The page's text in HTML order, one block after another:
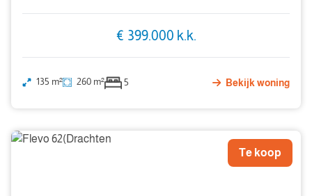
€ 399.000 k.k.
135 m² 260 m² 5 Bekijk woning
Te koop